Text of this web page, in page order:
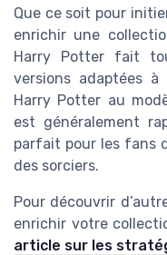
Que ce soit pour
enrichir une
Harry Potter fait
versions adaptées
Harry Potter au
est généralement
parfait pour les fans
des sorciers.
Pour découvrir
enrichir votre
article sur les